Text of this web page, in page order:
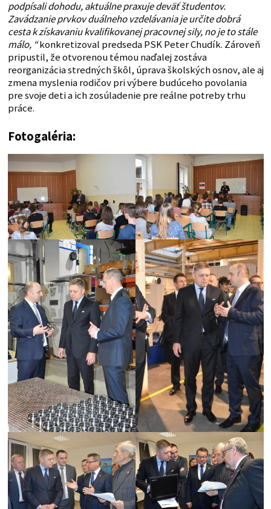
podpísali dohodu, aktuálne praxuje deväť študentov.
Zavádzanie prvkov duálneho vzdelávania je určite dobrá
cesta k získavaniu kvalifikovanej pracovnej sily, no je to stále
málo, “konkretizoval predseda PSK Peter Chudík. Zároveň
pripustil, že otvorenou témou naďalej zostáva
reorganizácia stredných škôl, úprava školských osnov, ale aj
zmena myslenia rodičov pri výbere budúceho povolania
pre svoje deti a ich zosúladenie pre reálne potreby trhu
práce.
Fotogaléria: